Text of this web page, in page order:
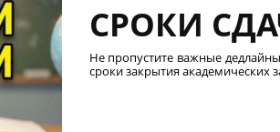
СРОКИ
Не пропустите важные
сроки закрытия академических